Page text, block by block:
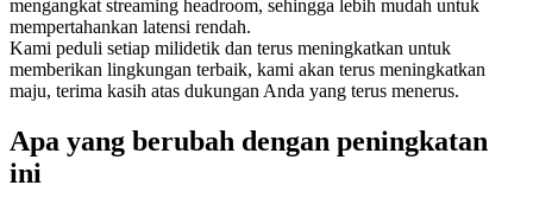
mengangkat streaming headroom, sehingga lebih mudah untuk
mempertahankan latensi rendah.
Kami peduli setiap milidetik dan terus meningkatkan untuk
memberikan lingkungan terbaik, kami akan terus meningkatkan
maju, terima kasih atas dukungan Anda yang terus menerus.
Apa yang berubah dengan peningkatan
ini